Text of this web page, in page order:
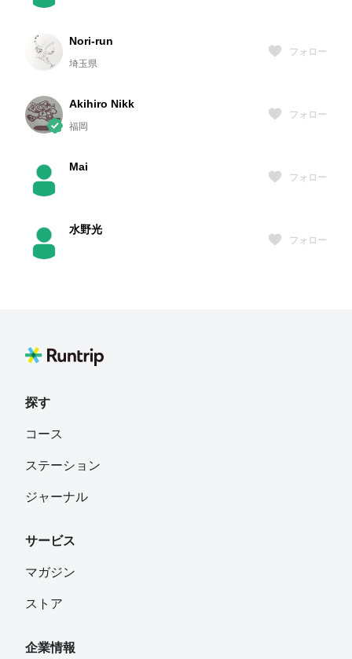
Nori-run
埼玉県
フォロー
Akihiro Nikk
福岡
フォロー
Mai
フォロー
水野光
フォロー
N
Tokyo
hiro mm
探す
コース
ステーション
ジャーナル
サービス
マガジン
ストア
企業情報